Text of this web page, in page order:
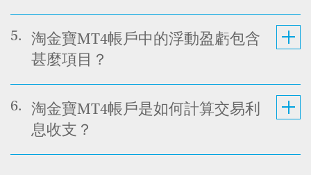
5.
淘金寶MT4帳戶中的浮動盈虧包含
甚麼項目？
6.
淘金寶MT4帳戶是如何計算交易利
息收支？